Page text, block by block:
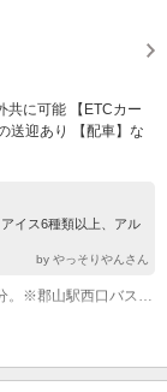
に可能 【ETCカー
送迎あり 【配車】な
イス6種類以上、アル
by やっそりやんさん